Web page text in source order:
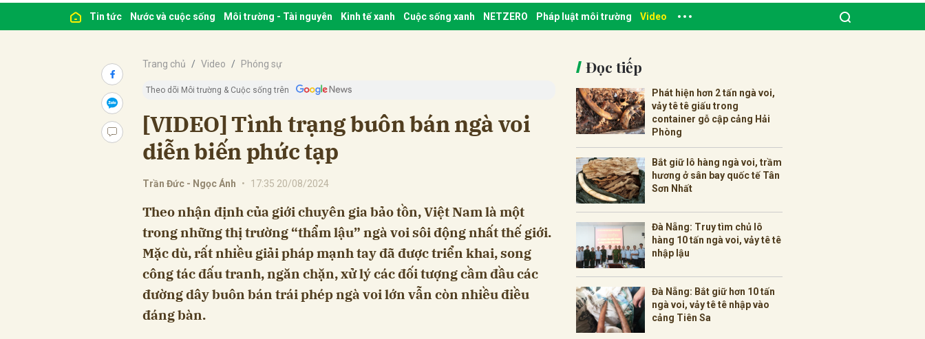
Tin tức Nước và cuộc sống Môi trường - Tài nguyên Kinh tế xanh Cuộc sống xanh NETZERO Pháp luật môi trường Video
Trang chủ Video Phóng sự
Theo dõi Môi trường & Cuộc sống trên
[VIDEO] Tình trạng buôn bán ngà voi
diễn biến phức tạp
Trần Đức - Ngọc Ánh • 17:35 20/08/2024
Theo nhận định của giới chuyên gia bảo tồn, Việt Nam là một
trong những thị trường “thẩm lậu” ngà voi sôi động nhất thế giới.
Mặc dù, rất nhiều giải pháp mạnh tay đã được triển khai, song
công tác đấu tranh, ngăn chặn, xử lý các đối tượng cầm đầu các
đường dây buôn bán trái phép ngà voi lớn vẫn còn nhiều điều
đáng bàn.
Đọc tiếp
Phát hiện hơn 2 tấn ngà voi,
vảy tê tê giấu trong
container gỗ cập cảng Hải
Phòng
Bắt giữ lô hàng ngà voi, trầm
hương ở sân bay quốc tế Tân
Sơn Nhất
Đà Nẵng: Truy tìm chủ lô
hàng 10 tấn ngà voi, vảy tê tê
nhập lậu
Đà Nẵng: Bắt giữ hơn 10 tấn
ngà voi, vảy tê tê nhập vào
cảng Tiên Sa